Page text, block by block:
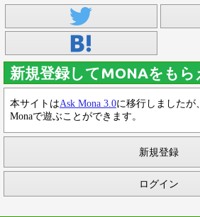
新規登録してMONAをもら
本サイトはAsk Mona 3.0に移行しましたが
Monaで遊ぶことができます。
新規登録
ログイン